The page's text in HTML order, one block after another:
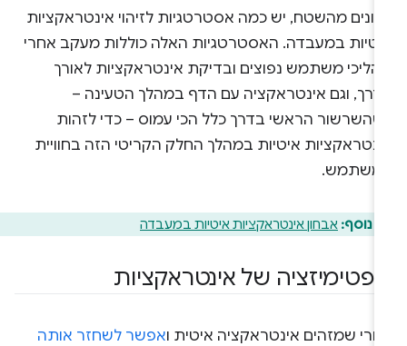
מהשטח, יש כמה אסטרטגיות לזיהוי אינטראקציות
במעבדה. האסטרטגיות האלה כוללות מעקב אחרי
משתמש נפוצים ובדיקת אינטראקציות לאורך
וגם אינטראקציה עם הדף במהלך הטעינה –
הראשי בדרך כלל הכי עמוס – כדי לזהות
איטיות במהלך החלק הקריטי הזה בחוויית
נוסף:אבחון אינטראקציות איטיות במעבדה
של אינטראקציות
שמזהים אינטראקציה איטית ואפשר לשחזר אותה